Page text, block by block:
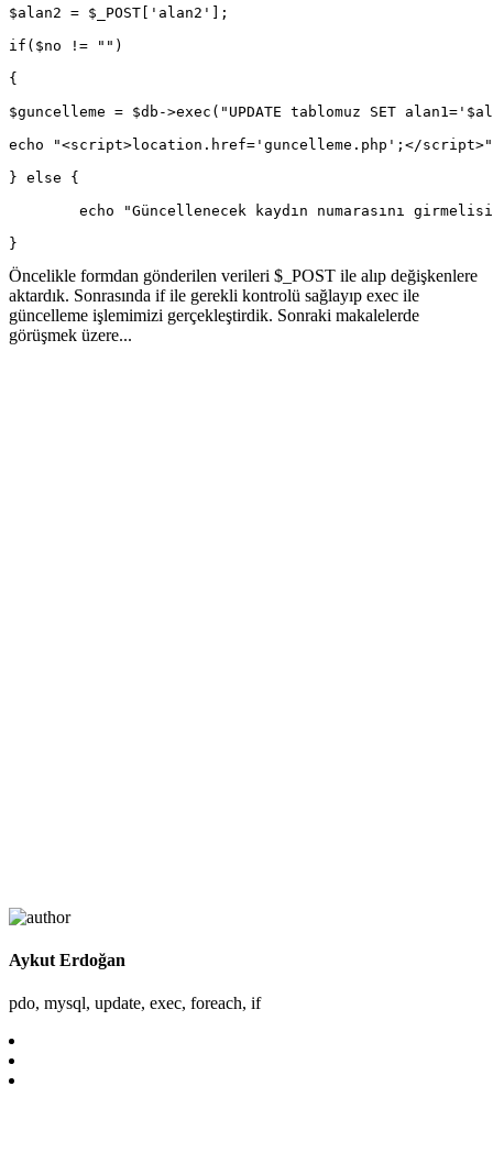
$alan2 = $_POST['alan2'];
if($no != "")
{
$guncelleme = $db->exec("UPDATE tablomuz SET
echo "<script>location.href='guncelleme.php';</
} else {
echo "Güncellenecek kaydın numarasını
}
Öncelikle formdan gönderilen verileri $_POST ile alıp değişkenlere
aktardık. Sonrasında if ile gerekli kontrolü sağlayıp exec ile
güncelleme işlemimizi gerçekleştirdik. Sonraki makalelerde
görüşmek üzere...
Aykut Erdoğan
pdo, mysql, update, exec, foreach, if